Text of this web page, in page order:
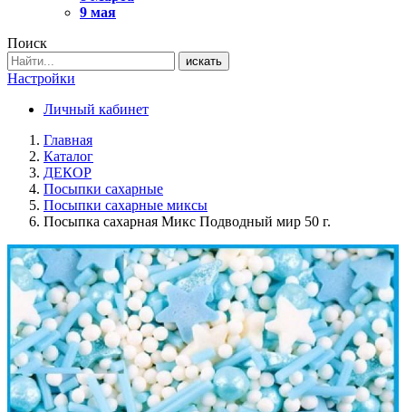
9 мая
Поиск
искать
Настройки
Личный кабинет
Главная
Каталог
ДЕКОР
Посыпки сахарные
Посыпки сахарные миксы
Посыпка сахарная Микс Подводный мир 50 г.